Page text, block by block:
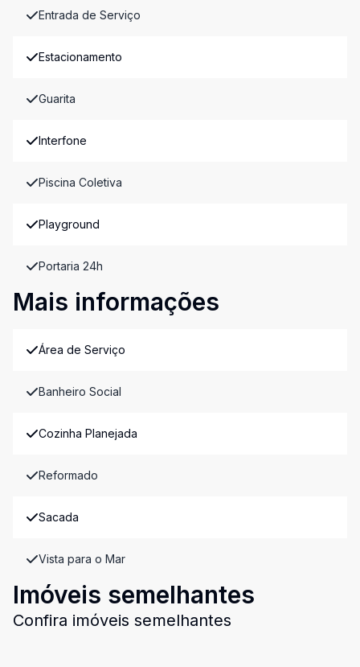
Entrada de Serviço
Estacionamento
Guarita
Interfone
Piscina Coletiva
Playground
Portaria 24h
Mais informações
Área de Serviço
Banheiro Social
Cozinha Planejada
Reformado
Sacada
Vista para o Mar
Imóveis semelhantes
Confira imóveis semelhantes